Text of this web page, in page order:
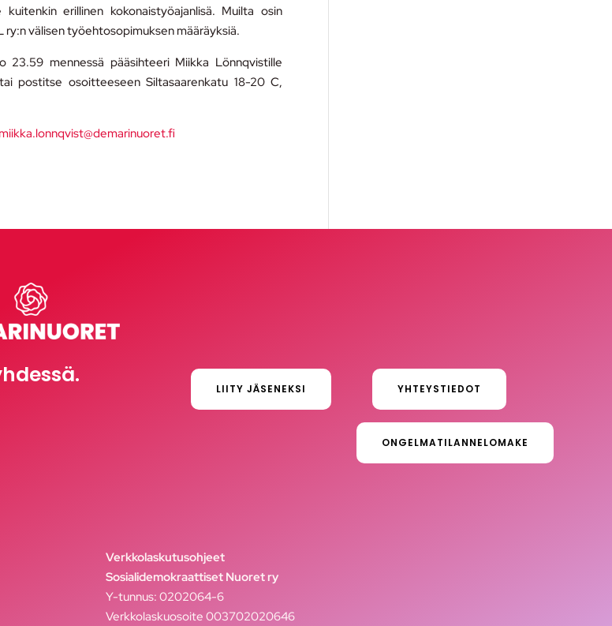
erillinen kokonaistyöajanlisä. Muilta osin
välisen työehtosopimuksen määräyksiä.
23.59 mennessä pääsihteeri Miikka Lönnqvistille
tai postitse osoitteeseen Siltasaarenkatu 18-20 C,
miikka.lonnqvist@demarinuoret.fi
LIITY JÄSENEKSI YHTEYSTIEDOT
ONGELMATILANNELOMAKE
Verkkolaskutusohjeet
Sosialidemokraattiset Nuoret ry
Y-tunnus: 0202064-6
Verkkolaskuosoite 003702020646